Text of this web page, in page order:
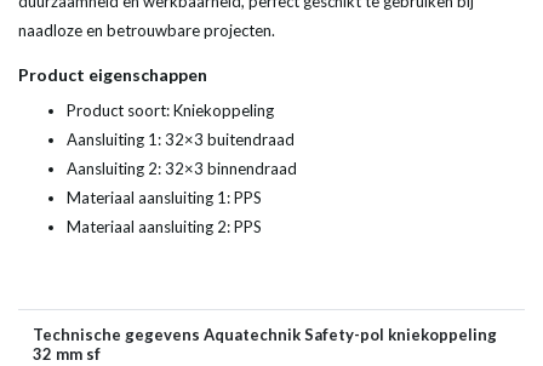
naadloze en betrouwbare projecten.
Product eigenschappen
Product soort: Kniekoppeling
Aansluiting 1: 32×3 buitendraad
Aansluiting 2: 32×3 binnendraad
Materiaal aansluiting 1: PPS
Materiaal aansluiting 2: PPS
Technische gegevens Aquatechnik Safety-pol kniekoppeling
32 mm sf